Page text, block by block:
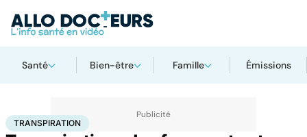
Santé Bien-être Famille Émissions
AccueilSantéTranspiration
TRANSPIRATION